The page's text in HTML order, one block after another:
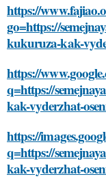
https://
go=https://
kukuruza-kak-
https://
q=https://
kak-vyderzhat-
https://
q=https://
kak-vyderzhat-